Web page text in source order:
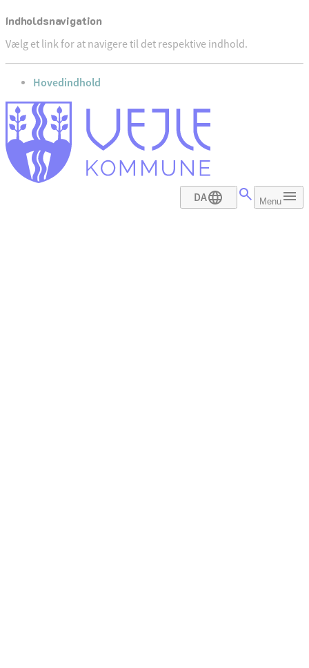
Indholdsnavigation
Vælg et link for at navigere til det respektive indhold.
gå til
Hovedindhold
DA Menu